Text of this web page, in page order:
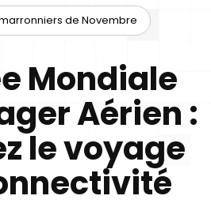
de Novembre
Mondiale
Aérien :
le voyage